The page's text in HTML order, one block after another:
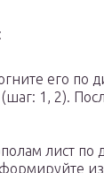
его по
1, 2).
лист по
из